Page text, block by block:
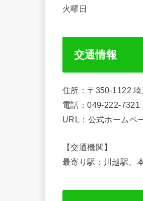
火曜日
交通情報
住所：〒350-1122
電話：049-222-7321
URL：公式ホームペ
【交通機関】
最寄り駅：川越駅、